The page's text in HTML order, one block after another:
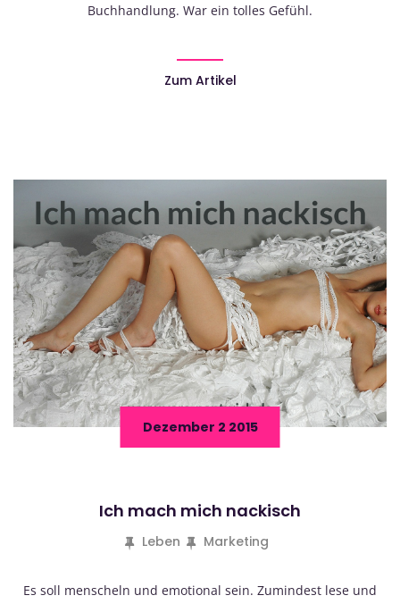
Buchhandlung. War ein tolles Gefühl.
Zum Artikel
Dezember 2 2015
Ich mach mich nackisch
Leben Marketing
Es soll menscheln und emotional sein. Zumindest lese und